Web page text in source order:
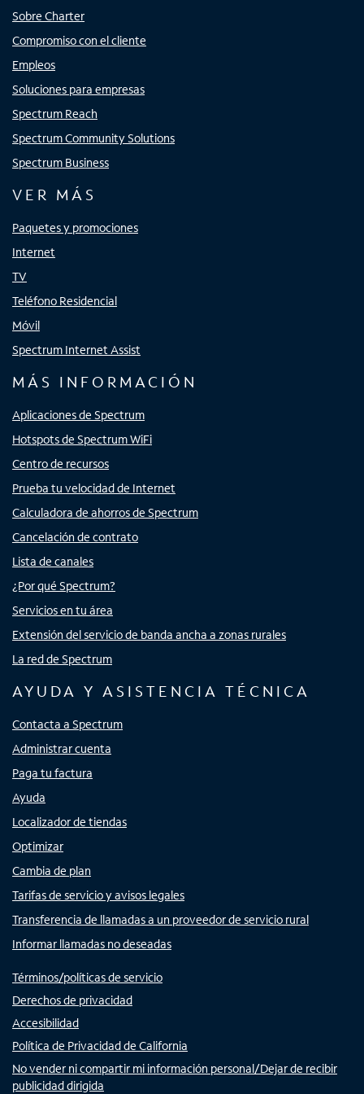
Sobre Charter
Compromiso con el cliente
Empleos
Soluciones para empresas
Spectrum Reach
Spectrum Community Solutions
Spectrum Business
VER MÁS
Paquetes y promociones
Internet
TV
Teléfono Residencial
Móvil
Spectrum Internet Assist
MÁS INFORMACIÓN
Aplicaciones de Spectrum
Hotspots de Spectrum WiFi
Centro de recursos
Prueba tu velocidad de Internet
Calculadora de ahorros de Spectrum
Cancelación de contrato
Lista de canales
¿Por qué Spectrum?
Servicios en tu área
Extensión del servicio de banda ancha a zonas rurales
La red de Spectrum
AYUDA Y ASISTENCIA TÉCNICA
Contacta a Spectrum
Administrar cuenta
Paga tu factura
Ayuda
Localizador de tiendas
Optimizar
Cambia de plan
Tarifas de servicio y avisos legales
Transferencia de llamadas a un proveedor de servicio rural
Informar llamadas no deseadas
Términos/políticas de servicio
Derechos de privacidad
Accesibilidad
Política de Privacidad de California
No vender ni compartir mi información personal/Dejar de recibir
publicidad dirigida